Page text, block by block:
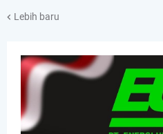
Lebih baru